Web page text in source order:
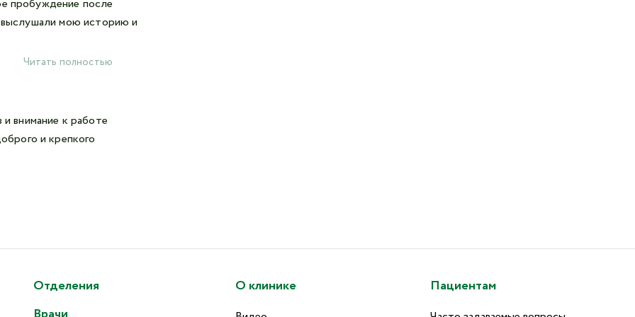
пробуждение после
мою историю и
Читать полностью
внимание к работе
и крепкого
Отделения
О клинике Пациентам